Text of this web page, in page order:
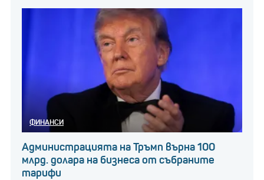
ФИНАНСИ
Администрацията на Тръмп върна 100
млрд. долара на бизнеса от събраните
тарифи